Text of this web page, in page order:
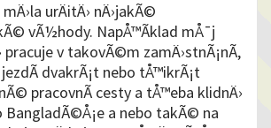
urÄitÄ› nÄ›jakÃ©
vÃ½hody. NapÅ™Ã­klad mÅ¯j
pracuje v takovÃ©m zamÄ›stnÃ¡nÃ­,
jezdÃ­ dvakrÃ¡t nebo tÅ™ikrÃ¡t
pracovnÃ­ cesty a tÅ™eba klidnÄ›
a nebo takÃ© na